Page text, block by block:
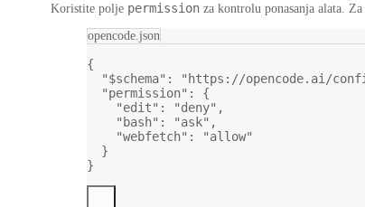
Koristite polje permission za kontrolu ponasanja alata.
opencode.json
{
"$schema" : "https://opencode.ai/
"permission" : {
"edit" : "deny" ,
"bash" : "ask" ,
"webfetch" :
"allow"
}
}